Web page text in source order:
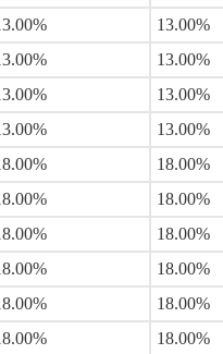
13.00%
13.00%
13.00%
13.00%
18.00%
18.00%
18.00%
18.00%
18.00%
18.00%